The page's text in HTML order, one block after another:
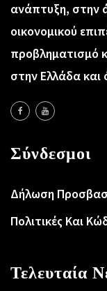
ανάπτυξη, στην
οικονομικού
προβληματισμό
στην Ελλάδα και
Σύνδεσμοι
Δήλωση
Πολιτικές Και
Τελευταία